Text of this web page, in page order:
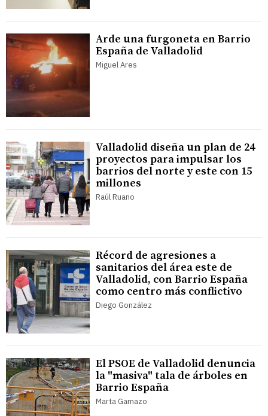
Arde una furgoneta en Barrio
España de Valladolid
Miguel Ares
Valladolid diseña un plan de 24
proyectos para impulsar los
barrios del norte y este con 15
millones
Raúl Ruano
Récord de agresiones a
sanitarios del área este de
Valladolid, con Barrio España
como centro más conflictivo
Diego González
El PSOE de Valladolid denuncia
la "masiva" tala de árboles en
Barrio España
Marta Gamazo